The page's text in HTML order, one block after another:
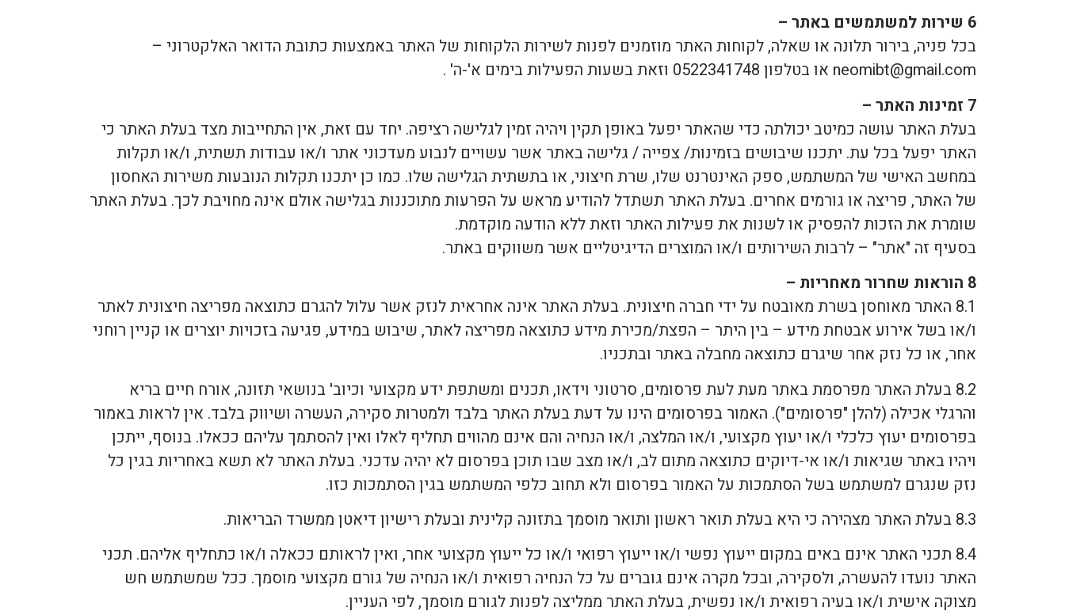
6 שירות למשתמשים באתר –
בכל פניה, בירור תלונה או שאלה, לקוחות האתר מוזמנים לפנות לשירות הלקוחות של האתר באמצעות כתובת הדואר האלקטרוני –
neomibt@gmail.com או בטלפון 0522341748 וזאת בשעות הפעילות בימים א'-ה' .
7 זמינות האתר –
בעלת האתר עושה כמיטב יכולתה כדי שהאתר יפעל באופן תקין ויהיה זמין לגלישה רציפה. יחד עם זאת, אין התחייבות מצד בעלת האתר כי
האתר יפעל בכל עת. יתכנו שיבושים בזמינות/ צפייה / גלישה באתר אשר עשויים לנבוע מעדכוני אתר ו/או עבודות תשתית, ו/או תקלות
במחשב האישי של המשתמש, ספק האינטרנט שלו, שרת חיצוני, או בתשתית הגלישה שלו. כמו כן יתכנו תקלות הנובעות משירות האחסון
של האתר, פריצה או גורמים אחרים. בעלת האתר תשתדל להודיע מראש על הפרעות מתוכננות בגלישה אולם אינה מחויבת לכך. בעלת האתר
שומרת את הזכות להפסיק או לשנות את פעילות האתר וזאת ללא הודעה מוקדמת.
בסעיף זה "אתר" – לרבות השירותים ו/או המוצרים הדיגיטליים אשר משווקים באתר.
8 הוראות שחרור מאחריות –
8.1 האתר מאוחסן בשרת מאובטח על ידי חברה חיצונית. בעלת האתר אינה אחראית לנזק אשר עלול להגרם כתוצאה מפריצה חיצונית לאתר
ו/או בשל אירוע אבטחת מידע – בין היתר – הפצת/מכירת מידע כתוצאה מפריצה לאתר, שיבוש במידע, פגיעה בזכויות יוצרים או קניין רוחני
אחר, או כל נזק אחר שיגרם כתוצאה מחבלה באתר ובתכניו.
8.2 בעלת האתר מפרסמת באתר מעת לעת פרסומים, סרטוני וידאו, תכנים ומשתפת ידע מקצועי וכיוב' בנושאי תזונה, אורח חיים בריא
והרגלי אכילה (להלן "פרסומים"). האמור בפרסומים הינו על דעת בעלת האתר בלבד ולמטרות סקירה, העשרה ושיווק בלבד. אין לראות באמור
בפרסומים יעוץ כלכלי ו/או יעוץ מקצועי, ו/או המלצה, ו/או הנחיה והם אינם מהווים תחליף לאלו ואין להסתמך עליהם ככאלו. בנוסף, ייתכן
ויהיו באתר שגיאות ו/או אי-דיוקים כתוצאה מתום לב, ו/או מצב שבו תוכן בפרסום לא יהיה עדכני. בעלת האתר לא תשא באחריות בגין כל
נזק שנגרם למשתמש בשל הסתמכות על האמור בפרסום ולא תחוב כלפי המשתמש בגין הסתמכות כזו.
8.3 בעלת האתר מצהירה כי היא בעלת תואר ראשון ותואר מוסמך בתזונה קלינית ובעלת רישיון דיאטן ממשרד הבריאות.
8.4 תכני האתר אינם באים במקום ייעוץ נפשי ו/או ייעוץ רפואי ו/או כל ייעוץ מקצועי אחר, ואין לראותם ככאלה ו/או כתחליף אליהם. תכני
האתר נועדו להעשרה, ולסקירה, ובכל מקרה אינם גוברים על כל הנחיה רפואית ו/או הנחיה של גורם מקצועי מוסמך. ככל שמשתמש חש
מצוקה אישית ו/או בעיה רפואית ו/או נפשית, בעלת האתר ממליצה לפנות לגורם מוסמך, לפי העניין.